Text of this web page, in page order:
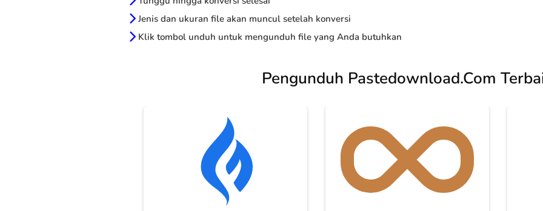
Jenis dan ukuran file akan muncul setelah konversi
Klik tombol unduh untuk mengunduh file yang Anda butuhkan
Pengunduh Pastedownload.Com